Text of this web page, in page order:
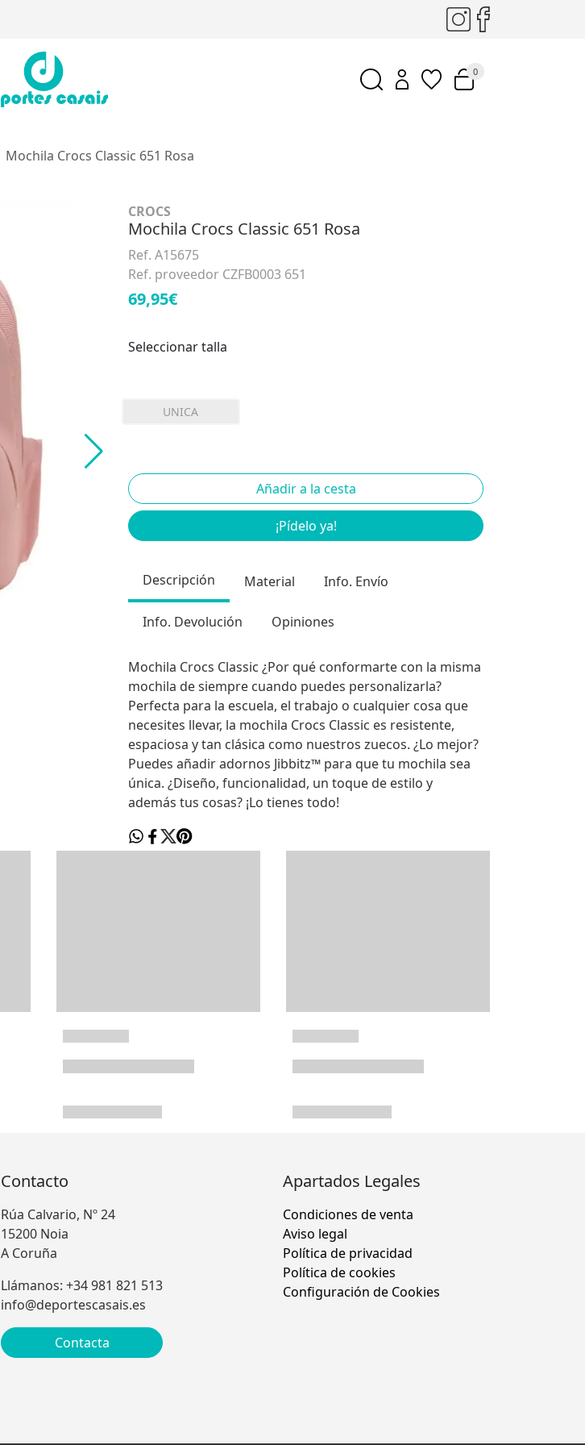
0
Mochila Crocs Classic 651 Rosa
CROCS
Mochila Crocs Classic 651 Rosa
Ref. A15675
Ref. proveedor CZFB0003 651
69,95€
Seleccionar talla
UNICA
¡Pídelo ya!
Descripción Material Info. Envío
Info. Devolución Opiniones
Mochila Crocs Classic ¿Por qué conformarte con la misma
mochila de siempre cuando puedes personalizarla?
Perfecta para la escuela, el trabajo o cualquier cosa que
necesites llevar, la mochila Crocs Classic es resistente,
espaciosa y tan clásica como nuestros zuecos. ¿Lo mejor?
Puedes añadir adornos Jibbitz™ para que tu mochila sea
única. ¿Diseño, funcionalidad, un toque de estilo y
además tus cosas? ¡Lo tienes todo!
Contacto
Rúa Calvario, Nº 24
15200 Noia
A Coruña
Llámanos: +34 981 821 513
info@deportescasais.es
Contacta
Apartados Legales
Condiciones de venta
Aviso legal
Política de privacidad
Política de cookies
Configuración de Cookies